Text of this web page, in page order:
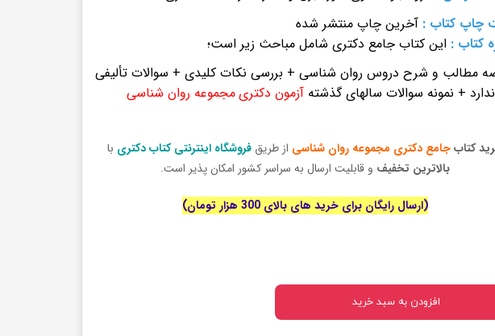
چاپ کتاب : آخرین چاپ منتشر شده
کتاب : این کتاب جامع دکتری شامل مباحث زیر است؛
مطالب و شرح دروس روان شناسی + بررسی نکات کلیدی + سوالات تألیفی
+ نمونه سوالات سالهای گذشته آزمون دکتریمجموعه روان شناسی
کتابجامع دکتری مجموعه روان شناسی از طریق فروشگاه اینترنتی کتاب دکتری با
بالاترین تخفیف و قابلیت ارسال به سراسر کشور امکان پذیر است.
(ارسال رایگان برای خرید های بالای 300 هزار تومان)
افزودن به سبد خرید